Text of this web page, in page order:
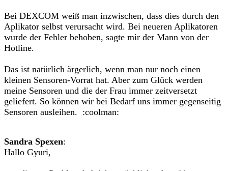
Bei DEXCOM weiß man inzwischen, dass dies durch den
Aplikator selbst verursacht wird. Bei neueren Aplikatoren
wurde der Fehler behoben, sagte mir der Mann von der
Hotline.
Das ist natürlich ärgerlich, wenn man nur noch einen
kleinen Sensoren-Vorrat hat. Aber zum Glück werden
meine Sensoren und die der Frau immer zeitversetzt
geliefert. So können wir bei Bedarf uns immer gegenseitig
Sensoren ausleihen. :coolman:
Sandra Spexen:
Hallo Gyuri,